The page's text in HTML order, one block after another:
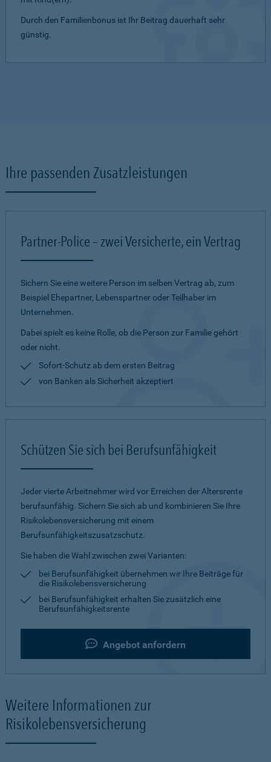
Durch den Familienbonus ist Ihr Beitrag dauerhaft sehr
günstig.
Ihre passenden Zusatzleistungen
Partner-Police – zwei Versicherte, ein Vertrag
Sichern Sie eine weitere Person im selben Vertrag ab, zum
Beispiel Ehepartner, Lebenspartner oder Teilhaber im
Unternehmen.
Dabei spielt es keine Rolle, ob die Person zur Familie gehört
oder nicht.
Sofort-Schutz ab dem ersten Beitrag
von Banken als Sicherheit akzeptiert
Schützen Sie sich bei Berufsunfähigkeit
Jeder vierte Arbeitnehmer wird vor Erreichen der Altersrente
berufsunfähig. Sichern Sie sich ab und kombinieren Sie Ihre
Risikolebensversicherung mit einem
Berufsunfähigkeitszusatzschutz.
Sie haben die Wahl zwischen zwei Varianten:
bei Berufsunfähigkeit übernehmen wir Ihre Beiträge für
die Risikolebensversicherung
bei Berufsunfähigkeit erhalten Sie zusätzlich eine
Berufsunfähigkeitsrente
Angebot anfordern
Weitere Informationen zur
Risikolebensversicherung